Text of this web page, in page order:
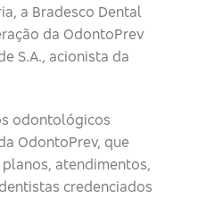
a Bradesco Dental
da OdontoPrev
S.A., acionista da
odontológicos
OdontoPrev, que
atendimentos,
credenciados